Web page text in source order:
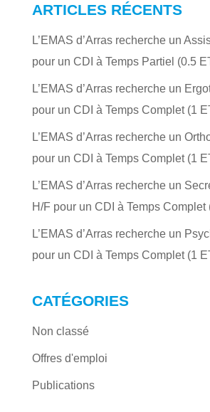
ARTICLES RÉCENTS
L’EMAS d’Arras recherche un
pour un CDI à Temps Partiel (0.5
L’EMAS d’Arras recherche un
pour un CDI à Temps Complet (1
L’EMAS d’Arras recherche un
pour un CDI à Temps Complet (1
L’EMAS d’Arras recherche un
H/F pour un CDI à Temps Complet
L’EMAS d’Arras recherche un
pour un CDI à Temps Complet (1
CATÉGORIES
Non classé
Offres d'emploi
Publications